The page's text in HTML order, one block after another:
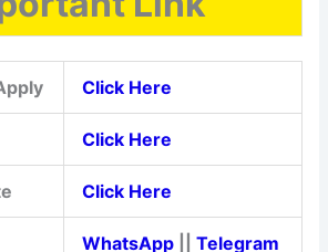
Click Here
Click Here
Click Here
WhatsApp ||Telegram